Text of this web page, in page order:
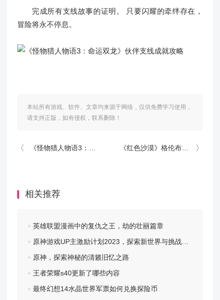
完成所有支线故事的证明。 只要闪耀的牵绊存在，
冒险将永不停息。
本站所有游戏、软件、文章均来源于网络，仅供免费学习使用，
请支持正版，如有侵权，联系删除！
《怪物猎人物语3：命运双龙》白银纪念章成就攻略 《红色沙漠》格伦布莱特大宅的主人任务攻略分享
相关推荐
英雄联盟漫画中的复仇之王，劫的壮丽篇章
原神游戏UP主激励计划2023，探索新世界与挑战自我
原神，探索神秘的清籁旧忆之路
王者荣耀s40更新了哪些内容
最终幻想14水晶世界军票如何兑换探险币